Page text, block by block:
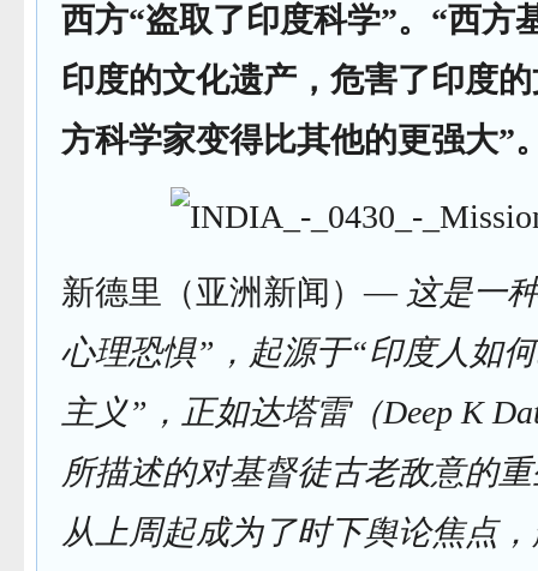
西方“盗取了印度科学”。“西方
印度的文化遗产，危害了印度
方科学家变得比其他的更强大”
新德里（亚洲新闻）— 这是一
心理恐惧”，起源于“印度人如
主义”，正如达塔雷（Deep K
所描述的对基督徒古老敌意的
从上周起成为了时下舆论焦点